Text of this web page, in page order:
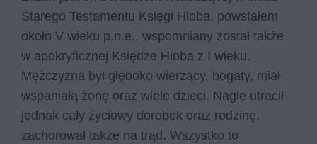
Starego Testamentu Księgi Hioba, powstałem
około V wieku p.n.e., wspomniany został także
w apokryficznej Księdze Hioba z I wieku.
Mężczyzna był głęboko wierzący, bogaty, miał
wspaniałą żonę oraz wiele dzieci. Nagle utracił
jednak cały życiowy dorobek oraz rodzinę,
zachorował także na trąd. Wszystko to